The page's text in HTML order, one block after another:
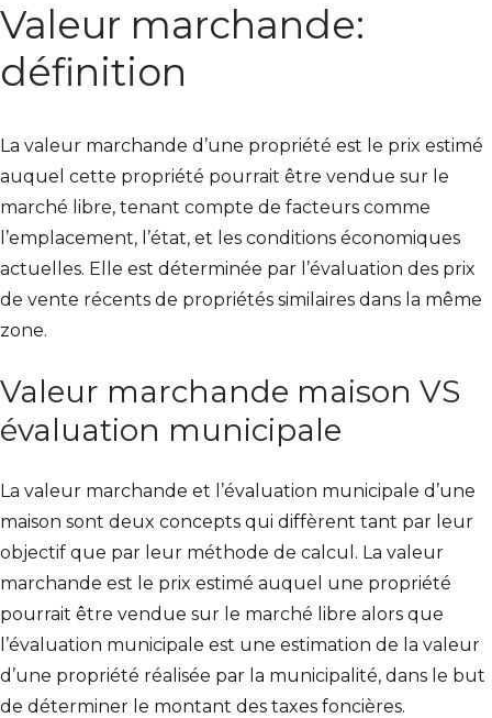
Valeur marchande:
définition
La valeur marchande d’une propriété est le prix estimé
auquel cette propriété pourrait être vendue sur le
marché libre, tenant compte de facteurs comme
l’emplacement, l’état, et les conditions économiques
actuelles. Elle est déterminée par l’évaluation des prix
de vente récents de propriétés similaires dans la même
zone.
Valeur marchande maison VS
évaluation municipale
La valeur marchande et l’évaluation municipale d’une
maison sont deux concepts qui diffèrent tant par leur
objectif que par leur méthode de calcul. La valeur
marchande est le prix estimé auquel une propriété
pourrait être vendue sur le marché libre alors que
l’évaluation municipale est une estimation de la valeur
d’une propriété réalisée par la municipalité, dans le but
de déterminer le montant des taxes foncières.